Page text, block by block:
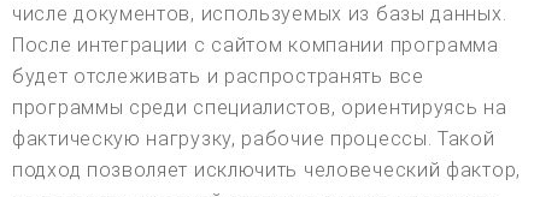
числе документов, используемых из базы данных.
После интеграции с сайтом компании программа
будет отслеживать и распространять все
программы среди специалистов, ориентируясь на
фактическую нагрузку, рабочие процессы. Такой
подход позволяет исключить человеческий фактор,